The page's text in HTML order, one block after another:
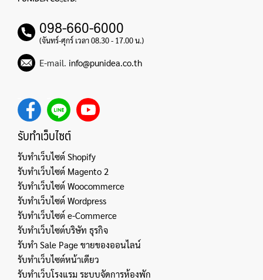
098-660-6000
(จันทร์-ศุกร์ เวลา 08.30 - 17.00 น.)
E-mail. info@punidea.co.th
รับทำเว็บไซต์
รับทำเว็บไซต์ Shopify
รับทำเว็บไซต์ Magento 2
รับทำเว็บไซต์ Woocommerce
รับทำเว็บไซต์ Wordpress
รับทำเว็บไซต์ e-Commerce
รับทำเว็บไซต์บริษัท ธุรกิจ
รับทำ Sale Page ขายของออนไลน์
รับทำเว็บไซต์หน้าเดียว
รับทำเว็บโรงแรม ระบบจัดการห้องพัก